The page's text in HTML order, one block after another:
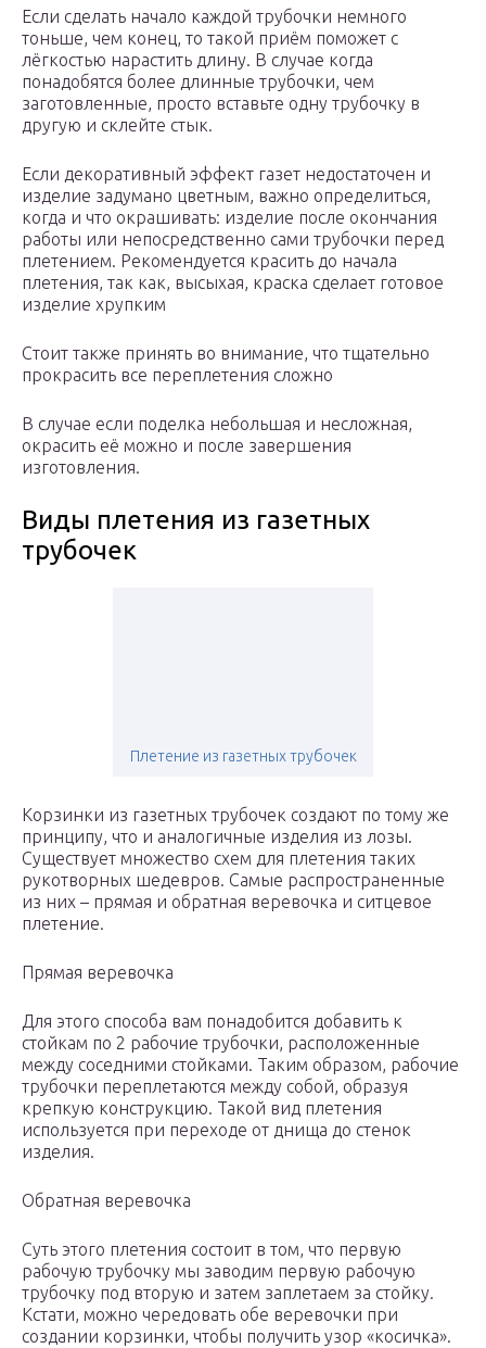
Если сделать начало каждой трубочки немного
тоньше, чем конец, то такой приём поможет с
лёгкостью нарастить длину. В случае когда
понадобятся более длинные трубочки, чем
заготовленные, просто вставьте одну трубочку в
другую и склейте стык.
Если декоративный эффект газет недостаточен и
изделие задумано цветным, важно определиться,
когда и что окрашивать: изделие после окончания
работы или непосредственно сами трубочки перед
плетением. Рекомендуется красить до начала
плетения, так как, высыхая, краска сделает готовое
изделие хрупким
Стоит также принять во внимание, что тщательно
прокрасить все переплетения сложно
В случае если поделка небольшая и несложная,
окрасить её можно и после завершения
изготовления.
Виды плетения из газетных
трубочек
Плетение из газетных трубочек
Корзинки из газетных трубочек создают по тому же
принципу, что и аналогичные изделия из лозы.
Существует множество схем для плетения таких
рукотворных шедевров. Самые распространенные
из них – прямая и обратная веревочка и ситцевое
плетение.
Прямая веревочка
Для этого способа вам понадобится добавить к
стойкам по 2 рабочие трубочки, расположенные
между соседними стойками. Таким образом, рабочие
трубочки переплетаются между собой, образуя
крепкую конструкцию. Такой вид плетения
используется при переходе от днища до стенок
изделия.
Обратная веревочка
Суть этого плетения состоит в том, что первую
рабочую трубочку мы заводим первую рабочую
трубочку под вторую и затем заплетаем за стойку.
Кстати, можно чередовать обе веревочки при
создании корзинки, чтобы получить узор «косичка».